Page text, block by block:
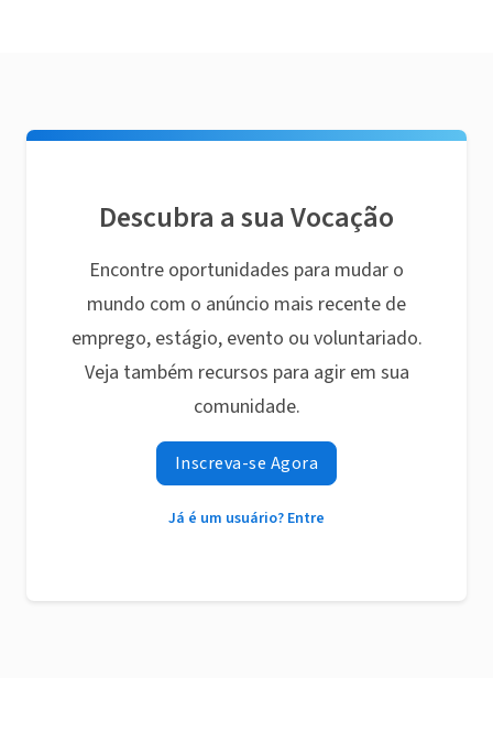
Descubra a sua Vocação
Encontre oportunidades para mudar o
mundo com o anúncio mais recente de
emprego, estágio, evento ou voluntariado.
Veja também recursos para agir em sua
comunidade.
Inscreva-se Agora
Já é um usuário? Entre